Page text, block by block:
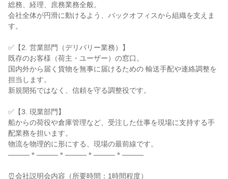
総務、経理、庶務業務全般。
会社全体が円滑に動けるよう、バックオフィスから組織を支えま
す。
✅【2. 営業部門（デリバリー業務）】
既存のお客様（荷主・ユーザー）の窓口。
国内外から届く貨物を無事に届けるための 輸送手配や連絡調整を
担当します。
新規開拓ではなく、信頼を守る調整役です。
✅【3. 現業部門】
船からの荷役や倉庫管理など、受注した仕事を現場に支持する手
配業務を担います。
物流を物理的に形にする、現場の最前線です。
―――＊―――＊―――＊―――＊―――
⏰会社説明会内容（所要時間：1時間程度）